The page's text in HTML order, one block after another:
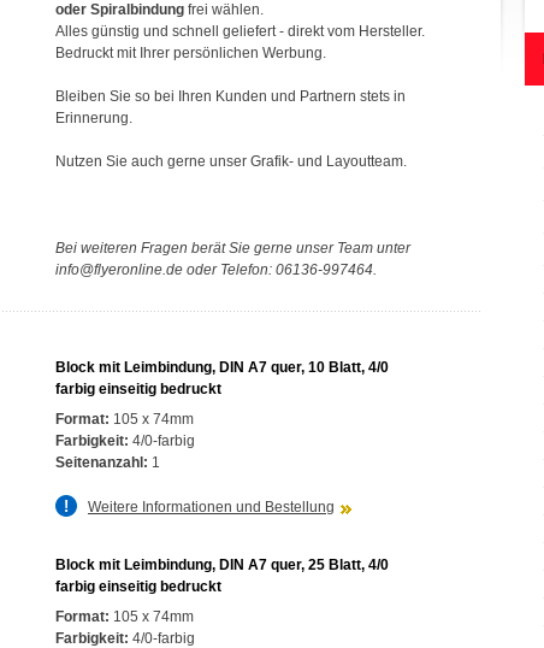
oder Spiralbindung frei wählen.
Alles günstig und schnell geliefert - direkt vom Hersteller.
Bedruckt mit Ihrer persönlichen Werbung.
Bleiben Sie so bei Ihren Kunden und Partnern stets in
Erinnerung.
Nutzen Sie auch gerne unser Grafik- und Layoutteam.
Bei weiteren Fragen berät Sie gerne unser Team unter
info@flyeronline.de oder Telefon: 06136-997464.
Block mit Leimbindung, DIN A7 quer, 10 Blatt, 4/0
farbig einseitig bedruckt
Format: 105 x 74mm
Farbigkeit: 4/0-farbig
Seitenanzahl: 1
Weitere Informationen und Bestellung
Block mit Leimbindung, DIN A7 quer, 25 Blatt, 4/0
farbig einseitig bedruckt
Format: 105 x 74mm
Farbigkeit: 4/0-farbig